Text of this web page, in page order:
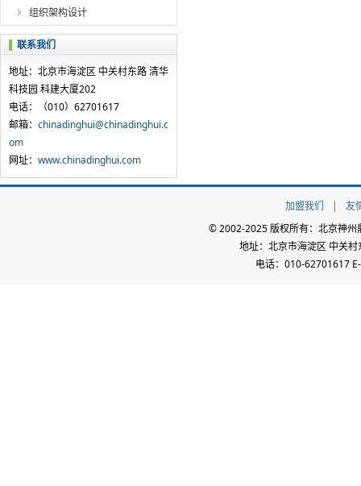
组织架构设计
联系我们
地址：北京市海淀区 中关村东路 清华
科技园 科建大厦202
电话：（010）62701617
邮箱： chinadinghui@chinadinghui.c
om
网址： www.chinadinghui.com
加盟我们 |
友
© 2002-2025 版权所有：北京神
地址：北京市海淀区 中关
电话：010-62701617